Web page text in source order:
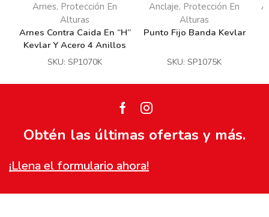
Arnes, Protección En
Alturas
Arnes Contra Caida En “H”
Kevlar Y Acero 4 Anillos
SKU: SP1070K
Anclaje, Protección En
Alturas
Punto Fijo Banda Kevlar
SKU: SP1075K
FacebookInstagram
Obtén las últimas ofertas y más.
¡Llena el formulario ahora!